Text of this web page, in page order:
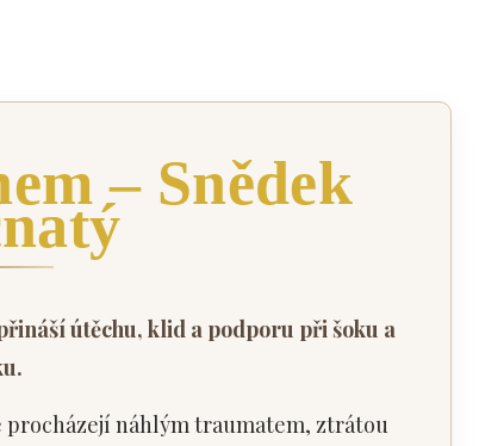
– Snědek
útěchu, klid a podporu při šoku a
procházejí náhlým traumatem, ztrátou